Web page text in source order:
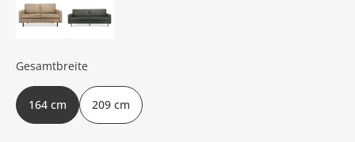
Gesamtbreite
164 cm 209 cm